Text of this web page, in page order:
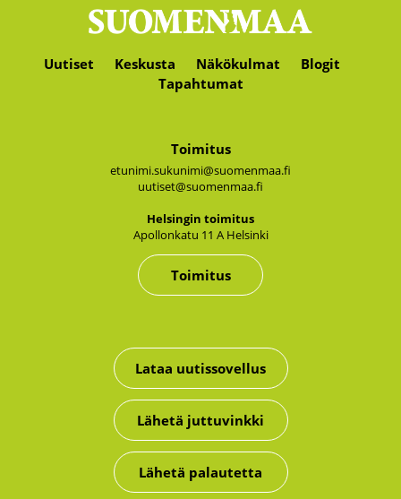
Uutiset Keskusta Näkökulmat
Blogit
Tapahtumat
Toimitus
etunimi.sukunimi@suomenmaa.fi
uutiset@suomenmaa.fi
Hel­sin­gin toi­mi­tus
Apol­lon­ka­tu 11 A Hel­sin­ki
Toimitus
Lataa uutissovellus
Lähetä juttuvinkki
Lähetä palautetta